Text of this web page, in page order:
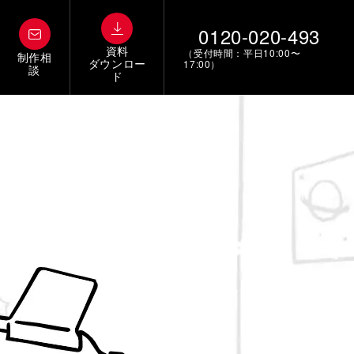
制作相
談
資料
ダウンロー
ド
0120-020-493
（受付時間：平日10:00〜
17:00）